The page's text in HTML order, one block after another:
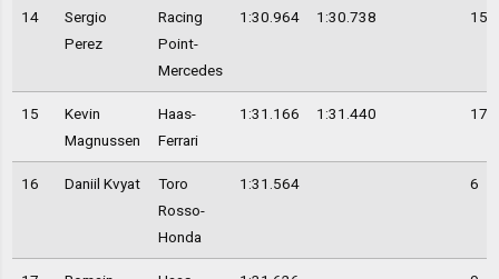
14
Sergio
Perez
Racing
Point-
Mercedes
1:30.964 1:30.738 15
15
Kevin
Magnussen
Haas-
Ferrari
1:31.166 1:31.440 17
16 Daniil Kvyat
Toro
Rosso-
Honda
1:31.564 6